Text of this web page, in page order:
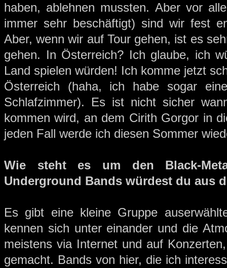
haben, ablehnen mussten. Aber vor
immer sehr beschäftigt) sind wir fest
Aber, wenn wir auf Tour gehen, ist es
gehen. In Österreich? Ich glaube, ich
Land spielen würden! Ich komme jetzt
Österreich (haha, ich habe sogar
Schlafzimmer). Es ist nicht sicher
kommen wird, an dem Cirith Gorgor in
jeden Fall werde ich diesen Sommer
Wie steht es um den Black-
Underground Bands würdest du aus
Es gibt eine kleine Gruppe
kennen sich unter einander und die
meistens via Internet und auf
gemacht. Bands von hier, die ich